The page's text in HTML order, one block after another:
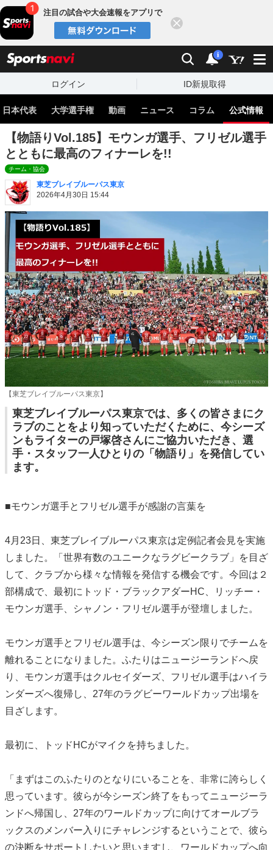
注目の試合や大会速報をアプリで
検索 通知
i
ログイン ID新規取得
日本代表 大学選手権 動画 ニュース コラム 公式情報
【物語りVol.185】モウンガ選手、フリゼル選手
とともに最高のフィナーレを!!
チーム・協会
東芝ブレイブルーパス東京
2026年4月30日 15:44
【東芝ブレイブルーパス東京】
東芝ブレイブルーパス東京では、多くの皆さまにク
ラブのことをより知っていただくために、今シーズ
ンもライターの戸塚啓さんにご協力いただき、選
手・スタッフ一人ひとりの「物語り」を発信してい
ます。
■モウンガ選手とフリゼル選手が感謝の言葉を
4月23日、東芝ブレイブルーパス東京は定例記者会見を実施
しました。「世界有数のユニークなラグビークラブ」を目ざ
して、クラブから様々な情報を発信する機会です。今回は２
部構成で、最初にトッド・ブラックアダーHC、リッチー・
モウンガ選手、シャノン・フリゼル選手が登壇しました。
モウンガ選手とフリゼル選手は、今シーズン限りでチームを
離れることになりました。ふたりはニュージーランドへ戻
り、モウンガ選手はクルセイダーズ、フリゼル選手はハイラ
ンダーズへ復帰し、27年のラグビーワールドカップ出場を
目ざします。
最初に、トッドHCがマイクを持ちました。
「まずはこのふたりのとなりにいることを、非常に誇らしく
思っています。彼らが今シーズン終了をもってニュージーラ
ンドへ帰国し、27年のワールドカップに向けてオールブラ
ックスのメンバー入りにチャレンジするということで、彼ら
の決断をサポートしたいと思いますし、ワールドカップへ向